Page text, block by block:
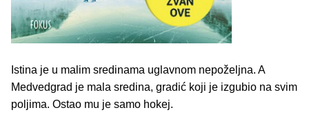
Istina je u malim sredinama uglavnom nepoželjna. A
Medvedgrad je mala sredina, gradić koji je izgubio na svim
poljima. Ostao mu je samo hokej.